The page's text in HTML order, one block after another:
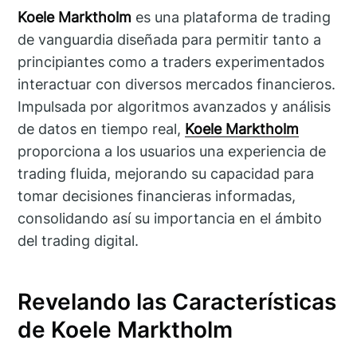
Koele Marktholm es una plataforma de trading
de vanguardia diseñada para permitir tanto a
principiantes como a traders experimentados
interactuar con diversos mercados financieros.
Impulsada por algoritmos avanzados y análisis
de datos en tiempo real, Koele Marktholm
proporciona a los usuarios una experiencia de
trading fluida, mejorando su capacidad para
tomar decisiones financieras informadas,
consolidando así su importancia en el ámbito
del trading digital.
Revelando las Características
de Koele Marktholm